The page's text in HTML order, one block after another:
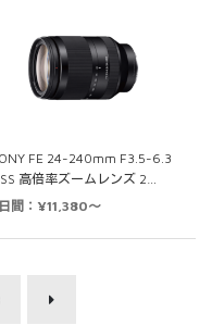
FE 24-240mm F3.5-6.3
高倍率ズームレンズ 2…
間：¥11,380～